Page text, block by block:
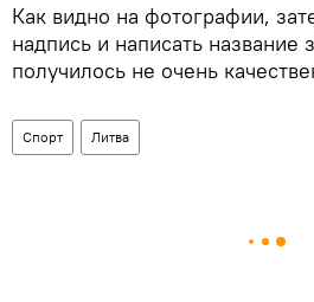
Как видно на фотографии,
надпись и написать название
получилось не очень
Спорт Литва